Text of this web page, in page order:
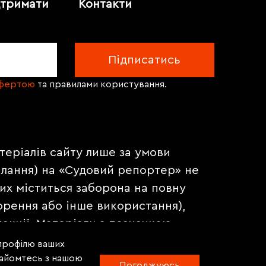
Контакти
та правилами користування.
сайту лише за умови
на «Судовий репортер» не
міститься заборона на повну
або інше використання),
Матеріали з позначкою
правах реклами.
ваших
з нашою